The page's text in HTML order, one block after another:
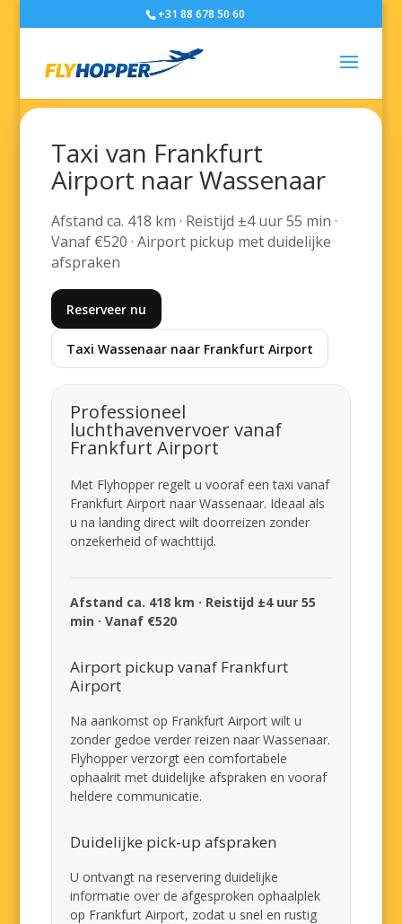
+31 88 678 50 60
Taxi van Frankfurt
Airport naar Wassenaar
Afstand ca. 418 km · Reistijd ±4 uur 55 min ·
Vanaf €520 · Airport pickup met duidelijke
afspraken
Reserveer nu
Taxi Wassenaar naar Frankfurt Airport
Professioneel
luchthavenvervoer vanaf
Frankfurt Airport
Met Flyhopper regelt u vooraf een taxi vanaf
Frankfurt Airport naar Wassenaar. Ideaal als
u na landing direct wilt doorreizen zonder
onzekerheid of wachttijd.
Afstand ca. 418 km · Reistijd ±4 uur 55
min · Vanaf €520
Airport pickup vanaf Frankfurt
Airport
Na aankomst op Frankfurt Airport wilt u
zonder gedoe verder reizen naar Wassenaar.
Flyhopper verzorgt een comfortabele
ophaalrit met duidelijke afspraken en vooraf
heldere communicatie.
Duidelijke pick-up afspraken
U ontvangt na reservering duidelijke
informatie over de afgesproken ophaalplek
op Frankfurt Airport, zodat u snel en rustig